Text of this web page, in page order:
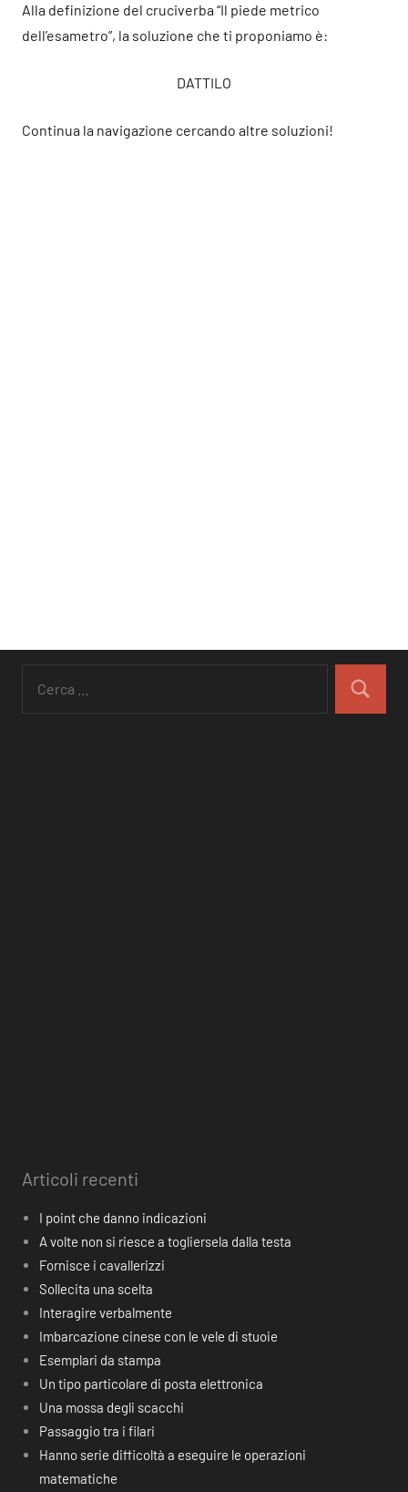
Alla definizione del cruciverba “Il piede metrico
dell’esametro”, la soluzione che ti proponiamo è:
DATTILO
Continua la navigazione cercando altre soluzioni!
Articoli recenti
I point che danno indicazioni
A volte non si riesce a togliersela dalla testa
Fornisce i cavallerizzi
Sollecita una scelta
Interagire verbalmente
Imbarcazione cinese con le vele di stuoie
Esemplari da stampa
Un tipo particolare di posta elettronica
Una mossa degli scacchi
Passaggio tra i filari
Hanno serie difficoltà a eseguire le operazioni
matematiche